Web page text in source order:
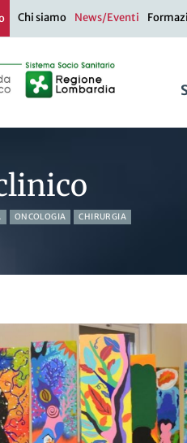
Chi siamo News/Eventi
ONCOLOGIA CHIRURGIA